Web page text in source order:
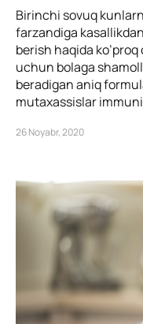
Birinchi sovuq
farzandiga
berish haqida
uchun bolaga
beradigan aniq
mutaxassislar
26 Noyabr, 2020